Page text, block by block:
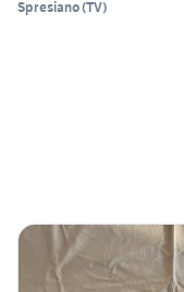
Spresiano(TV)